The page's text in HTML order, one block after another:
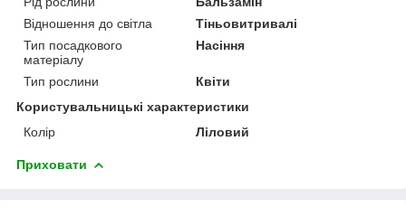
Відношення до світла
Тіньовитривалі
Тип посадкового
матеріалу
Насіння
Тип рослини
Квіти
Користувальницькі характеристики
Колір
Ліловий
Приховати